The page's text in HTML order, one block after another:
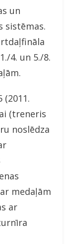
un
sistēmas.
4. un 5./8.
(2011.
(treneris
noslēdza
medaļām
ar